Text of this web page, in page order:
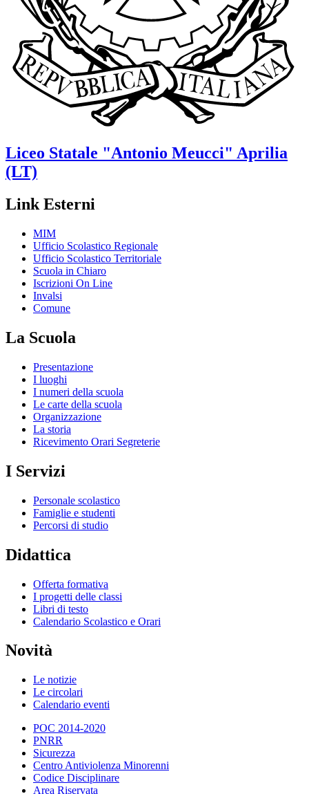
Liceo Statale "Antonio Meucci" Aprilia
(LT)
Link Esterni
MIM
Ufficio Scolastico Regionale
Ufficio Scolastico Territoriale
Scuola in Chiaro
Iscrizioni On Line
Invalsi
Comune
La Scuola
Presentazione
I luoghi
I numeri della scuola
Le carte della scuola
Organizzazione
La storia
Ricevimento Orari Segreterie
I Servizi
Personale scolastico
Famiglie e studenti
Percorsi di studio
Didattica
Offerta formativa
I progetti delle classi
Libri di testo
Calendario Scolastico e Orari
Novità
Le notizie
Le circolari
Calendario eventi
POC 2014-2020
PNRR
Sicurezza
Centro Antiviolenza Minorenni
Codice Disciplinare
Area Riservata